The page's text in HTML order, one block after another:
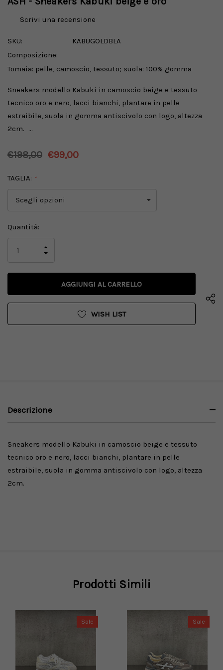
Scrivi una recensione
SKU:
KABUGOLDBLA
Composizione:
Tomaia: pelle, camoscio, tessuto; suola: 100% gomma
Sneakers modello Kabuki in camoscio beige e tessuto
tecnico oro e nero, lacci bianchi, plantare in pelle
estraibile, suola in gomma antiscivolo con logo, altezza
2cm. …
€198,00 €99,00
TAGLIA: *
Disponibilità
Quantità:
QUANTITÀ
UNDEFINED
AUMENTA
DI
UNDEFINED
WISH LIST
Descrizione
Sneakers modello Kabuki in camoscio beige e tessuto
tecnico oro e nero, lacci bianchi, plantare in pelle
estraibile, suola in gomma antiscivolo con logo, altezza
2cm.
Prodotti Simili
Sale Sale